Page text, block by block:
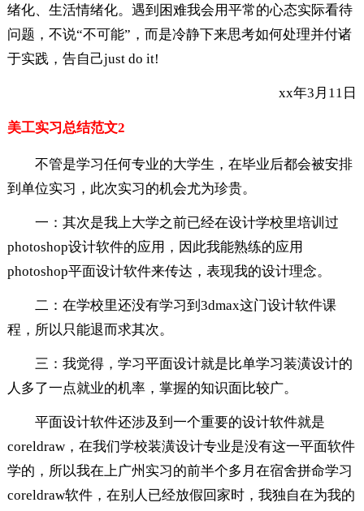
绪化、生活情绪化。遇到困难我会用平常的心态实际看待
问题，不说“不可能”，而是冷静下来思考如何处理并付诸
于实践，告自己just do it!
xx年3月11日
美工实习总结范文2
不管是学习任何专业的大学生，在毕业后都会被安排
到单位实习，此次实习的机会尤为珍贵。
一：其次是我上大学之前已经在设计学校里培训过
photoshop设计软件的应用，因此我能熟练的应用
photoshop平面设计软件来传达，表现我的设计理念。
二：在学校里还没有学习到3dmax这门设计软件课
程，所以只能退而求其次。
三：我觉得，学习平面设计就是比单学习装潢设计的
人多了一点就业的机率，掌握的知识面比较广。
平面设计软件还涉及到一个重要的设计软件就是
coreldraw，在我们学校装潢设计专业是没有这一平面软件
学的，所以我在上广州实习的前半个多月在宿舍拼命学习
coreldraw软件，在别人已经放假回家时，我独自在为我的